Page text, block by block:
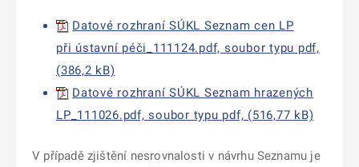
Datové rozhraní SÚKL Seznam cen LP
při ústavní péči_111124.pdf, soubor typu pdf,
(386,2 kB)
Datové rozhraní SÚKL Seznam hrazených
LP_111026.pdf, soubor typu pdf, (516,77 kB)
V případě zjištění nesrovnalosti v návrhu Seznamu je